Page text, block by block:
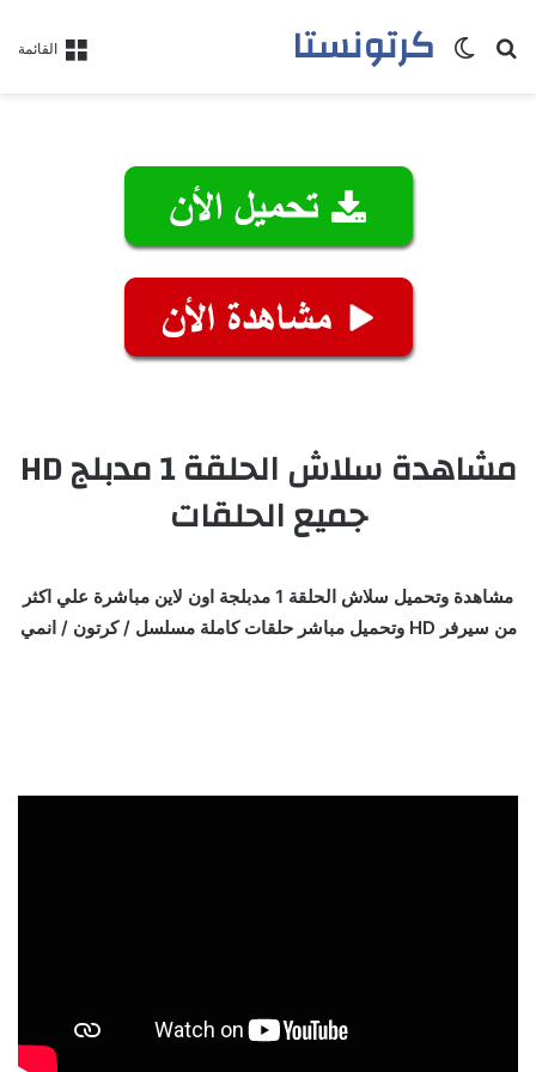
القائمة كرتونستابحث عنالوضع المظلم
مشاهدة سلاش الحلقة 1 مدبلج HD
جميع الحلقات
مشاهدة وتحميل سلاش الحلقة 1 مدبلجة اون لاين مباشرة علي اكثر
من سيرفر HD وتحميل مباشر حلقات كاملة مسلسل / كرتون / انمي